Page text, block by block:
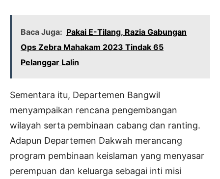
Baca Juga: Pakai E-Tilang, Razia Gabungan
Ops Zebra Mahakam 2023 Tindak 65
Pelanggar Lalin
Sementara itu, Departemen Bangwil
menyampaikan rencana pengembangan
wilayah serta pembinaan cabang dan ranting.
Adapun Departemen Dakwah merancang
program pembinaan keislaman yang menyasar
perempuan dan keluarga sebagai inti misi